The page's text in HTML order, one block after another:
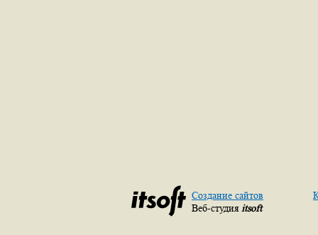
Создание сайтов
Веб-студия itsoft